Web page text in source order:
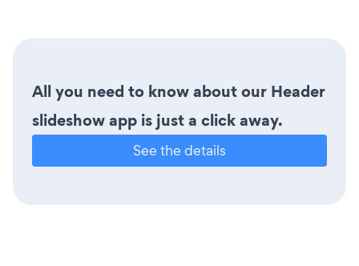
All you need to know about our Header
slideshow app is just a click away.
See the details